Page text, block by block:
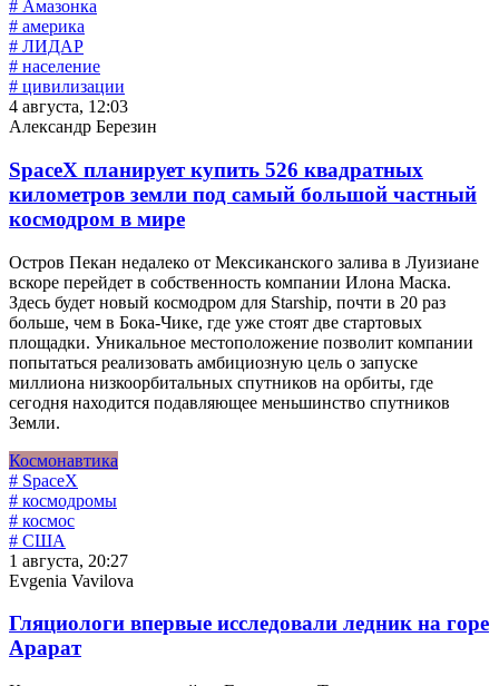
# Амазонка
# америка
# ЛИДАР
# население
# цивилизации
4 августа, 12:03
Александр Березин
SpaceX планирует купить 526 квадратных
километров земли под самый большой частный
космодром в мире
Остров Пекан недалеко от Мексиканского залива в Луизиане
вскоре перейдет в собственность компании Илона Маска.
Здесь будет новый космодром для Starship, почти в 20 раз
больше, чем в Бока-Чике, где уже стоят две стартовых
площадки. Уникальное местоположение позволит компании
попытаться реализовать амбициозную цель о запуске
миллиона низкоорбитальных спутников на орбиты, где
сегодня находится подавляющее меньшинство спутников
Земли.
Космонавтика
# SpaceX
# космодромы
# космос
# США
1 августа, 20:27
Evgenia Vavilova
Гляциологи впервые исследовали ледник на горе
Арарат